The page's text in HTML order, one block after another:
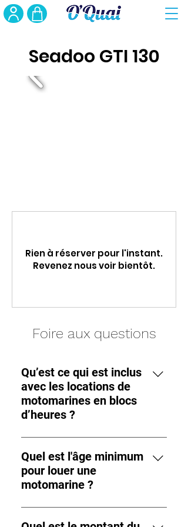
Seadoo GTI 130
Rien à réserver pour l'instant.
Revenez nous voir bientôt.
Foire aux questions
Qu’est ce qui est inclus
avec les locations de
motomarines en blocs
d’heures ?
Les vestes de sauvetage et
l’essence est inclus.
Quel est l'âge minimum
pour louer une
motomarine ?
18 ans et +